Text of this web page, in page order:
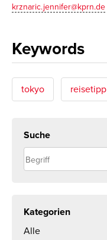
krznaric.jennifer@kprn.de
Keywords
tokyo reisetipp
Suche
Kategorien
Alle